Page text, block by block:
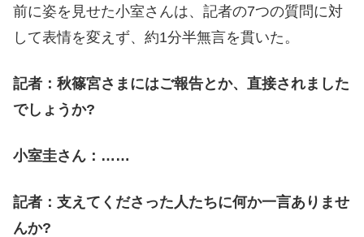
前に姿を見せた小室さんは、記者の7つの質問に対
して表情を変えず、約1分半無言を貫いた。
記者：秋篠宮さまにはご報告とか、直接されました
でしょうか?
小室圭さん：……
記者：支えてくださった人たちに何か一言ありませ
んか?